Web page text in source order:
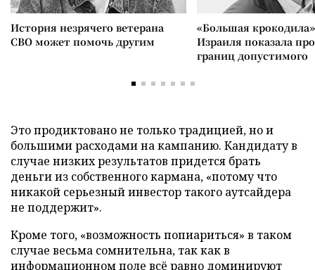
История незрячего ветерана
СВО может помочь другим
«Большая
Израиля показала
границ допустимого
Это продиктовано не только традицией, но и
большими расходами на кампанию. Кандидату в
случае низких результатов придется брать
деньги из собственного кармана, «потому что
никакой серьезный инвестор такого аутсайдера
не поддержит».
Кроме того, «возможность попиариться» в таком
случае весьма сомнительна, так как в
информационном поле всё равно доминируют